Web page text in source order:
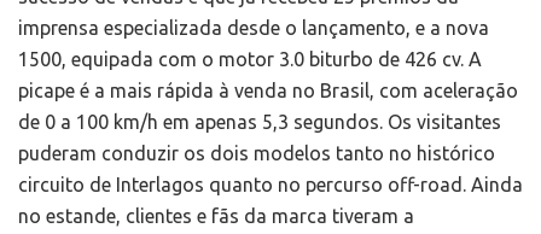
imprensa especializada desde o lançamento, e a nova
1500, equipada com o motor 3.0 biturbo de 426 cv. A
picape é a mais rápida à venda no Brasil, com aceleração
de 0 a 100 km/h em apenas 5,3 segundos. Os visitantes
puderam conduzir os dois modelos tanto no histórico
circuito de Interlagos quanto no percurso off-road. Ainda
no estande, clientes e fãs da marca tiveram a